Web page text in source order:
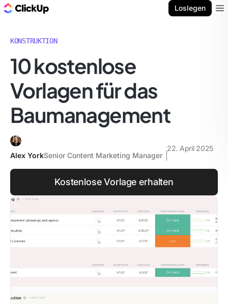
Loslegen
KONSTRUKTION
10 kostenlose
Vorlagen für das
Baumanagement
Alex YorkSenior Content Marketing Manager
22. April 2025
Kostenlose Vorlage erhalten